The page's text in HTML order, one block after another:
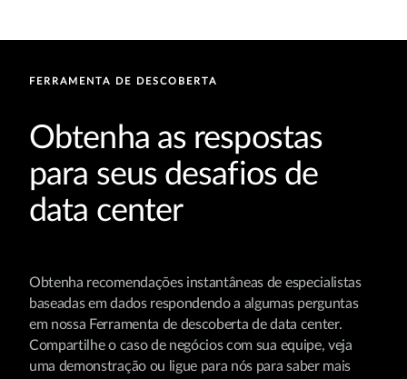
FERRAMENTA DE DESCOBERTA
Obtenha as respostas
para seus desafios de
data center
Obtenha recomendações instantâneas de especialistas
baseadas em dados respondendo a algumas perguntas
em nossa Ferramenta de descoberta de data center.
Compartilhe o caso de negócios com sua equipe, veja
uma demonstração ou ligue para nós para saber mais